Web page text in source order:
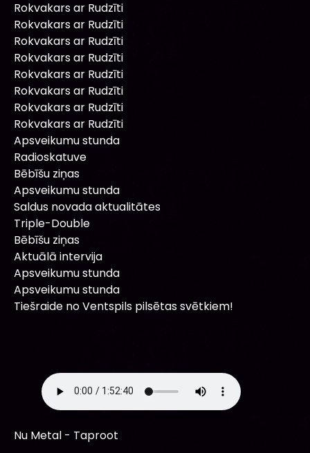
Rokvakars ar Rudzīti
Rokvakars ar Rudzīti
Rokvakars ar Rudzīti
Rokvakars ar Rudzīti
Rokvakars ar Rudzīti
Rokvakars ar Rudzīti
Rokvakars ar Rudzīti
Rokvakars ar Rudzīti
Apsveikumu stunda
Radioskatuve
Bēbīšu ziņas
Apsveikumu stunda
Saldus novada aktualitātes
Triple-Double
Bēbīšu ziņas
Aktuālā intervija
Apsveikumu stunda
Apsveikumu stunda
Tiešraide no Ventspils pilsētas svētkiem!
Nu Metal - Taproot